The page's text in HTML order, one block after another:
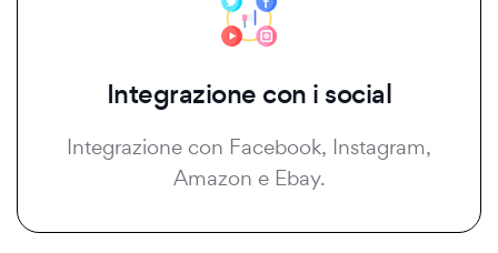
Integrazione con i social
Integrazione con Facebook, Instagram,
Amazon e Ebay.